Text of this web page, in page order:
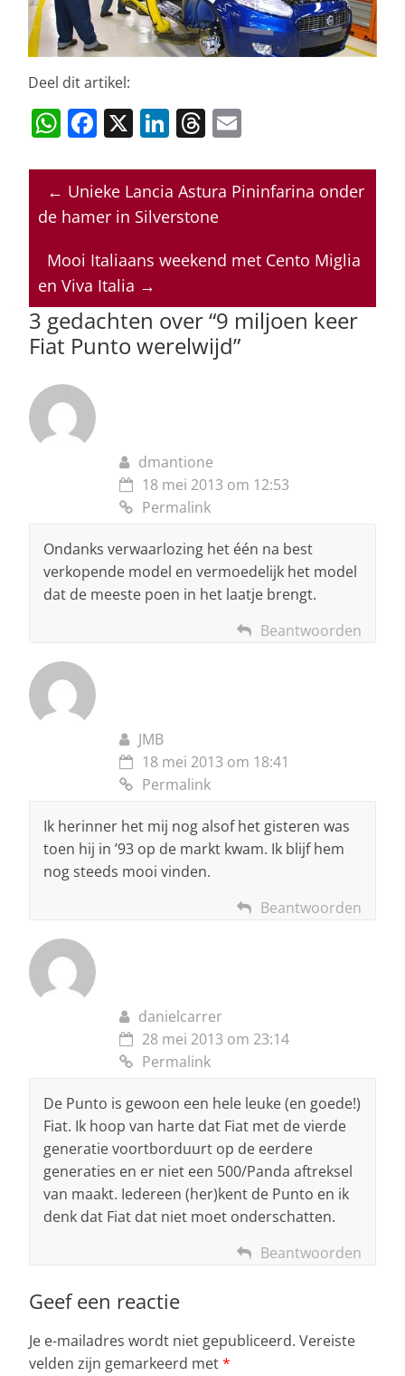
Deel dit artikel:
W
at
s
p
p
F
c
e
o
o
k
X Li
k
e
n
T
re
a
s
ai
l
← Unieke Lancia Astura Pininfarina onder
de hamer in Silverstone
Mooi Italiaans weekend met Cento Miglia
en Viva Italia →
3 gedachten over “9 miljoen keer
Fiat Punto werelwijd”
dmantione
18 mei 2013 om 12:53
Permalink
Ondanks verwaarlozing het één na best
verkopende model en vermoedelijk het model
dat de meeste poen in het laatje brengt.
Beantwoorden
JMB
18 mei 2013 om 18:41
Permalink
Ik herinner het mij nog alsof het gisteren was
toen hij in ’93 op de markt kwam. Ik blijf hem
nog steeds mooi vinden.
Beantwoorden
danielcarrer
28 mei 2013 om 23:14
Permalink
De Punto is gewoon een hele leuke (en goede!)
Fiat. Ik hoop van harte dat Fiat met de vierde
generatie voortborduurt op de eerdere
generaties en er niet een 500/Panda aftreksel
van maakt. Iedereen (her)kent de Punto en ik
denk dat Fiat dat niet moet onderschatten.
Beantwoorden
Geef een reactie
Je e-mailadres wordt niet gepubliceerd. Vereiste
velden zijn gemarkeerd met*